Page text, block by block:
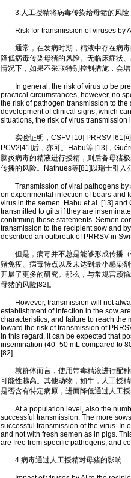
3.人工授精将病毒传染给母猪的风险
Risk for transmission of viruses by
通常，在发病时期，精液中存在病毒
降低病毒传染母猪的风险。无临床症状
情况下，如果不采取特别控制措施，会增
In general, the risk of virus to be
practical circumstances, however, no
the risk of pathogen transmission to
development of clinical signs, which
situations, the risk of virus
实验证明，CSFV [10] PRRSV [61]可
PCV2[41]后，亦可。Habu等 [13]，
脑炎病毒的精液进行授精，则后备母猪
传播的风险。Nathues等[81]以瑞士引入
Transmission of viral pathogens by
on experimental infection of boars and
virus in the semen. Habu et al. [13]
transmitted to gilts if they are
confirming these statements. Semen
transmission to the recipient sow and
described an outbreak of PRRSV in
但是，病毒并不总是能够形成传播（
猪免疫、病毒特点以及未达到最小感染
开展了更多的研究。那么，与常规宫颈
母猪的风险[82]。
However, transmission will not
establishment of infection in the sow
characteristics, and failure to reach the
toward the risk of transmission of
In this regard, it can be expected that
insemination (40–50 mL compared to
[82].
就群体而言，使用带毒精液进行配种
可能性越高。其他动物，如牛，人工授
是否含有特定病原，进而降低通过人工授
At a population level, also the
successful transmission. The more
successful transmission of the virus. In
and not with fresh semen as in pigs.
are free from specific pathogens, and
4.病毒通过人工授精对母猪的影响